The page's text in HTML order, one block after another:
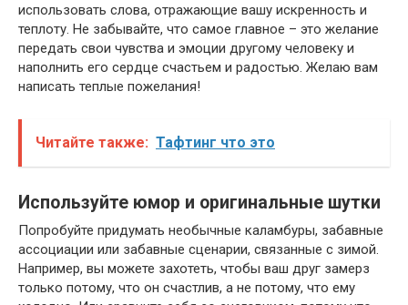
использовать слова, отражающие вашу искренность и
теплоту. Не забывайте, что самое главное – это желание
передать свои чувства и эмоции другому человеку и
наполнить его сердце счастьем и радостью. Желаю вам
написать теплые пожелания!
Читайте также: Тафтинг что это
Используйте юмор и оригинальные шутки
Попробуйте придумать необычные каламбуры, забавные
ассоциации или забавные сценарии, связанные с зимой.
Например, вы можете захотеть, чтобы ваш друг замерз
только потому, что он счастлив, а не потому, что ему